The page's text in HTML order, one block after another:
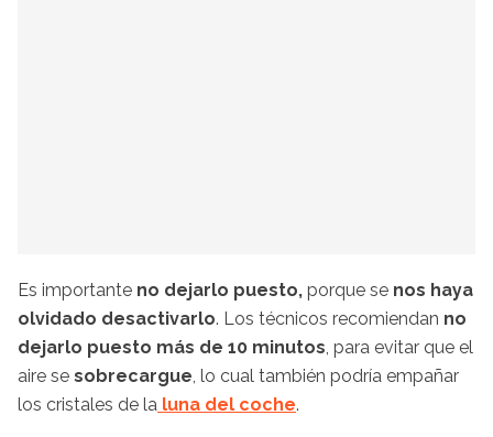
Es importante no dejarlo puesto, porque se nos haya
olvidado desactivarlo. Los técnicos recomiendan no
dejarlo puesto más de 10 minutos , para evitar que el
aire se sobrecargue , lo cual también podría empañar
los cristales de la luna del coche.